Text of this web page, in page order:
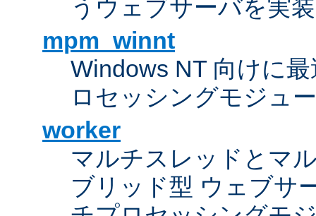
うウェブサーバを実装
mpm_winnt
Windows NT 向けに
ロセッシングモジュ
worker
マルチスレッドとマ
ブリッド型 ウェブサ